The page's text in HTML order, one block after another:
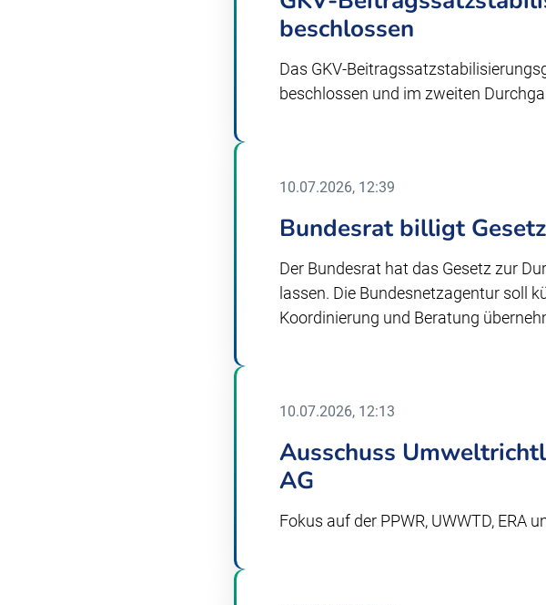
beschlossen
Das GKV-
beschlossen und im zweiten
10.07.2026, 12:39
Bundesrat billigt
Der Bundesrat hat das Gesetz zur
lassen. Die Bundesnetzagentur soll
Koordinierung und Beratung
10.07.2026, 12:13
Ausschuss
AG
Fokus auf der PPWR, UWWTD, ERA